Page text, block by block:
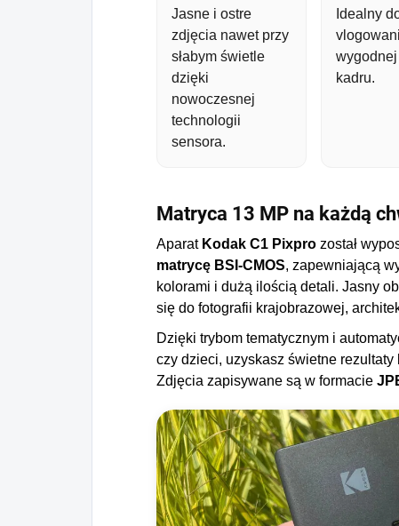
Jasne i ostre
zdjęcia nawet przy
słabym świetle
dzięki
nowoczesnej
technologii
sensora.
Idealny
kadru.
Matryca 13 MP na każdą
Aparat Kodak C1 Pixpro został
matrycę BSI-CMOS, zapewniającą
kolorami i dużą ilością detali. Jasny
się do fotografii krajobrazowej,
Dzięki trybom tematycznym i
czy dzieci, uzyskasz świetne
Zdjęcia zapisywane są w formacie